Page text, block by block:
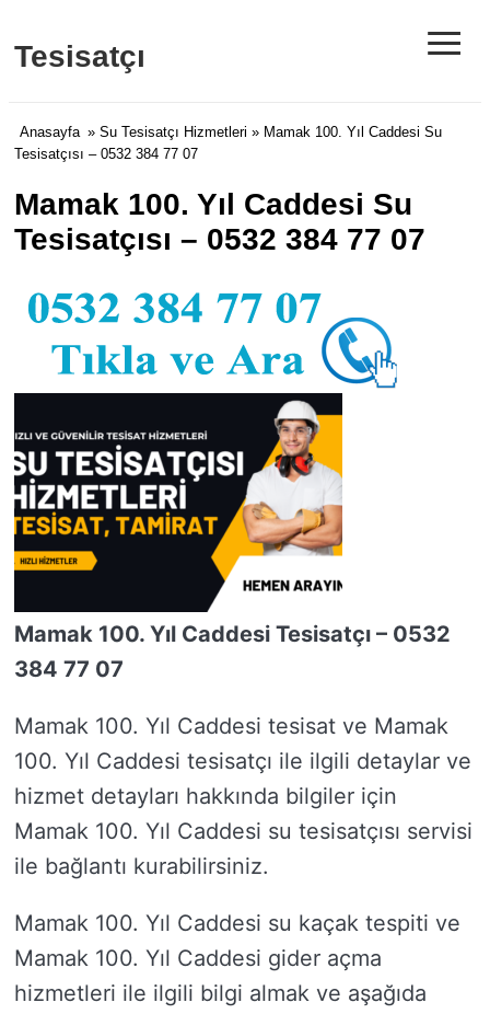
Tesisatçı ≡
Anasayfa » Su Tesisatçı Hizmetleri » Mamak 100. Yıl Caddesi Su
Tesisatçısı – 0532 384 77 07
Mamak 100. Yıl Caddesi Su
Tesisatçısı – 0532 384 77 07
Mamak 100. Yıl Caddesi Tesisatçı – 0532
384 77 07
Mamak 100. Yıl Caddesi tesisat ve Mamak
100. Yıl Caddesi tesisatçı ile ilgili detaylar ve
hizmet detayları hakkında bilgiler için
Mamak 100. Yıl Caddesi su tesisatçısı servisi
ile bağlantı kurabilirsiniz.
Mamak 100. Yıl Caddesi su kaçak tespiti ve
Mamak 100. Yıl Caddesi gider açma
hizmetleri ile ilgili bilgi almak ve aşağıda